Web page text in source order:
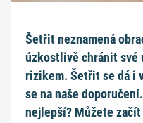
Šetřit neznamená
úzkostlivě chránit své
rizikem. Šetřit se dá i
se na naše
nejlepší? Můžete